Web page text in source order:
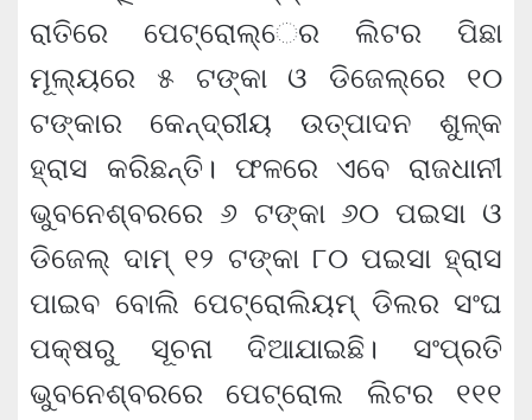
ରାତିରେ ପେଟ୍ରୋଲ୍‌େର ଲିଟର ପିଛା
ମୂଲ୍ୟରେ ୫ ଟଙ୍କା ଓ ଡିଜେଲ୍‌ରେ ୧୦
ଟଙ୍କାର କେନ୍ଦ୍ରୀୟ ଉତ୍ପାଦନ ଶୁଳ୍କ
ହ୍ରାସ କରିଛନ୍ତି। ଫଳରେ ଏବେ ରାଜଧାନୀ
ଭୁବନେଶ୍ବରରେ ୬ ଟଙ୍କା ୬୦ ପଇସା ଓ
ଡିଜେଲ୍ ଦାମ୍ ୧୨ ଟଙ୍କା ୮୦ ପଇସା ହ୍ରାସ
ପାଇବ ବୋଲି ପେଟ୍ରୋଲିୟମ୍ ଡିଲର ସଂଘ
ପକ୍ଷରୁ ସୂଚନା ଦିଆଯାଇଛି। ସଂପ୍ରତି
ଭୁବନେଶ୍ବରରେ ପେଟ୍ରୋଲ ଲିଟର ୧୧୧